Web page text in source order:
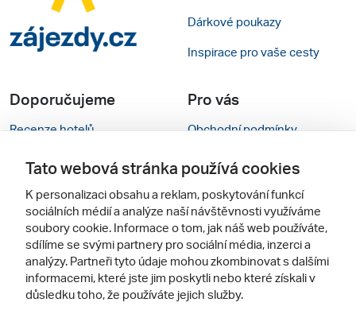
Dárkové poukazy
Inspirace pro vaše cesty
Doporučujeme
Recenze hotelů
Rady na cestu
Cestovní kanceláře
Zájazdy.sk
Pro vás
Obchodní podmínky
Kontakty
Nastavení cookies
Mobilní verze webu
Sledujte nás
Tato webová stránka používá cookies
K personalizaci obsahu a reklam, poskytování funkcí
sociálních médií a analýze naší návštěvnosti využíváme
soubory cookie. Informace o tom, jak náš web používáte,
sdílíme se svými partnery pro sociální média, inzerci a
analýzy. Partneři tyto údaje mohou zkombinovat s dalšími
informacemi, které jste jim poskytli nebo které získali v
důsledku toho, že používáte jejich služby.